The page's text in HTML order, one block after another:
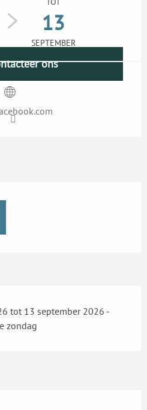
13
SEPTEMBER
ons
tot 13 september 2026 -
zondag